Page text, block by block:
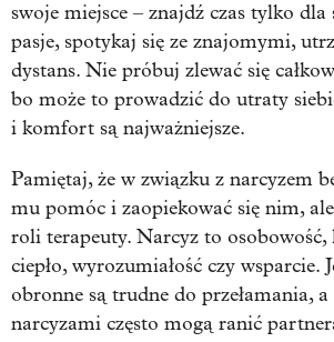
swoje miejsce – znajdź czas tylko dla
pasje, spotykaj się ze znajomymi,
dystans. Nie próbuj zlewać się
bo może to prowadzić do utraty
i komfort są najważniejsze.
Pamiętaj, że w związku z narcyzem
mu pomóc i zaopiekować się nim,
roli terapeuty. Narcyz to
ciepło, wyrozumiałość czy wsparcie.
obronne są trudne do przełamania,
narcyzami często mogą ranić